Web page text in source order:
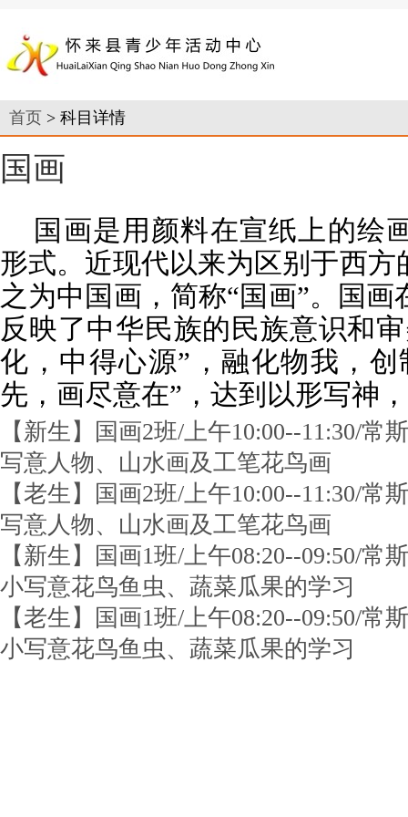
首页 > 科目详情
国画
国画是用颜料在宣纸上的绘
形式。近现代以来为区别于西
之为中国画，简称“国画”。国
反映了中华民族的民族意识和
化，中得心源”，融化物我，
先，画尽意在”，达到以形写神
【新生】国画2班/上午10:00--11:30/常
写意人物、山水画及工笔花鸟画
【老生】国画2班/上午10:00--11:30/常
写意人物、山水画及工笔花鸟画
【新生】国画1班/上午08:20--09:50/常
小写意花鸟鱼虫、蔬菜瓜果的学习
【老生】国画1班/上午08:20--09:50/常
小写意花鸟鱼虫、蔬菜瓜果的学习